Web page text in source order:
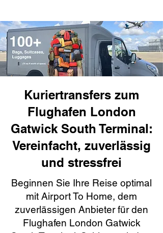
Kuriertransfers zum
Flughafen London
Gatwick South Terminal:
Vereinfacht, zuverlässig
und stressfrei
Beginnen Sie Ihre Reise optimal
mit Airport To Home, dem
zuverlässigen Anbieter für den
Flughafen London Gatwick